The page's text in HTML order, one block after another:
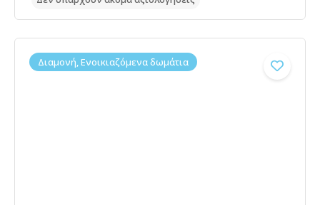
Διαμονή, Ενοικιαζόμενα δωμάτια